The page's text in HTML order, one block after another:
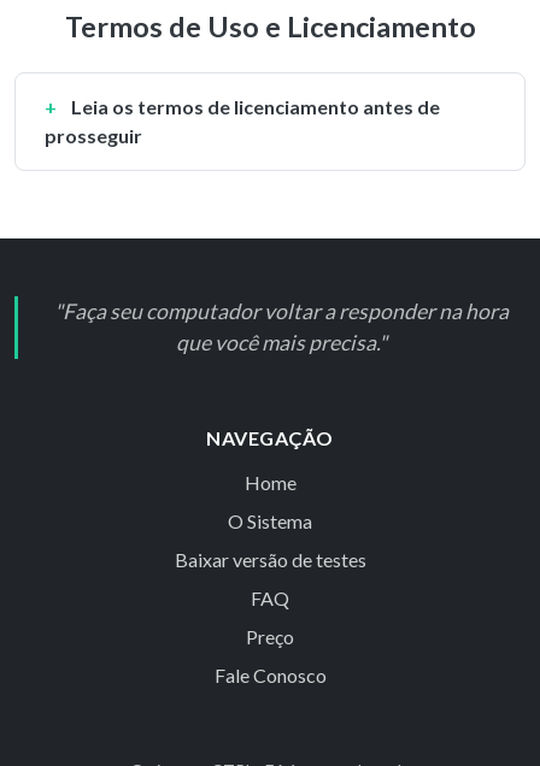
Termos de Uso e Licenciamento
Leia os termos de licenciamento antes de
prosseguir
"Faça seu computador voltar a responder na hora
que você mais precisa."
NAVEGAÇÃO
Home
O Sistema
Baixar versão de testes
FAQ
Preço
Fale Conosco